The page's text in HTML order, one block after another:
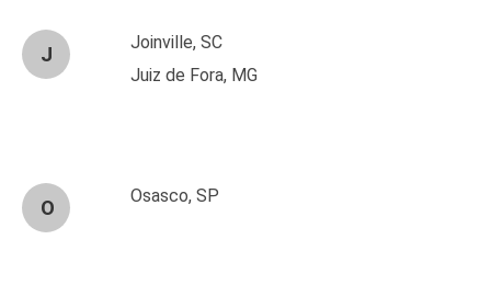
J
Joinville, SC
Juiz de Fora, MG
O
Osasco, SP